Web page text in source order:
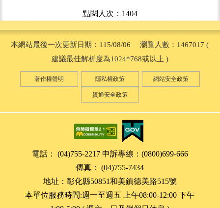
點閱人次：1404
本網站最後一次更新日期：115/08/06 瀏覽人數：1467017 (
建議最佳解析度為1024*768或以上 )
著作權聲明 隱私權政策 網站安全政策
資通安全政策
電話： (04)755-2217 申訴專線：(0800)699-666
傳真： (04)755-7434
地址：彰化縣50851和美鎮德美路515號
本單位服務時間:週一至週五 上午08:00-12:00 下午